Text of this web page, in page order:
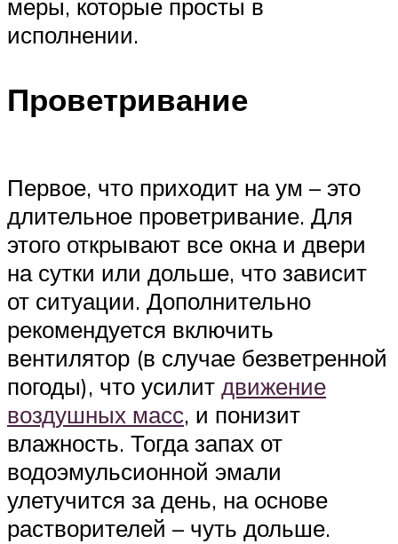
меры, которые просты в
исполнении.
Проветривание
Первое, что приходит на ум – это
длительное проветривание. Для
этого открывают все окна и двери
на сутки или дольше, что зависит
от ситуации. Дополнительно
рекомендуется включить
вентилятор (в случае безветренной
погоды), что усилит движение
воздушных масс, и понизит
влажность. Тогда запах от
водоэмульсионной эмали
улетучится за день, на основе
растворителей – чуть дольше.